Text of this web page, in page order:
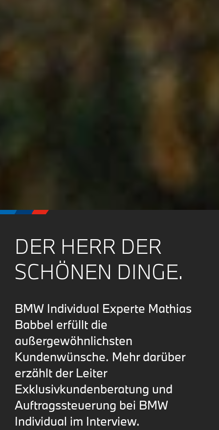
DER HERR DER
SCHÖNEN DINGE.
BMW Individual Experte Mathias
Babbel erfüllt die
außergewöhnlichsten
Kundenwünsche. Mehr darüber
erzählt der Leiter
Exklusivkundenberatung und
Auftragssteuerung bei BMW
Individual im Interview.